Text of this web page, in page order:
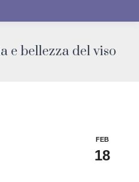
e bellezza del viso
FEB
18